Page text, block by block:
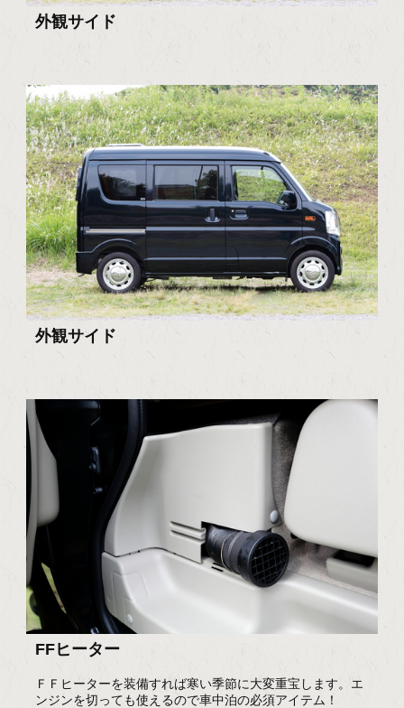
外観サイド
外観サイド
FFヒーター
ＦＦヒーターを装備すれば寒い季節に大変重宝します。エ
ンジンを切っても使えるので車中泊の必須アイテム！